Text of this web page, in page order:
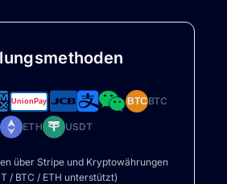
BTCBTC
ETH USDT
über Stripe und Kryptowährungen
/ BTC / ETH unterstützt)